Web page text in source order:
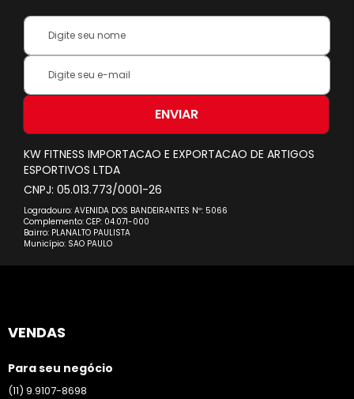
Your
Name:
Inscreva-
na
Newsletter:
ENVIAR
KW FITNESS IMPORTACAO E EXPORTACAO DE ARTIGOS
ESPORTIVOS LTDA
CNPJ: 05.013.773/0001-26
Logradouro: AVENIDA DOS BANDEIRANTES Nº: 5066
Complemento: CEP: 04.071-000
Bairro: PLANALTO PAULISTA
Município: SAO PAULO
VENDAS
Para seu negócio
(11) 9.9107-8698